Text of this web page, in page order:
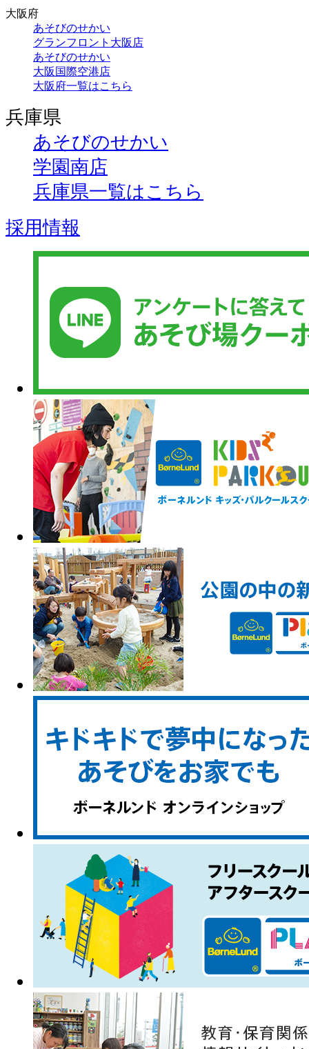
大阪府
あそびのせかい
グランフロント大阪店
あそびのせかい
大阪国際空港店
大阪府一覧はこちら
兵庫県
あそびのせかい
学園南店
兵庫県一覧はこちら
採用情報